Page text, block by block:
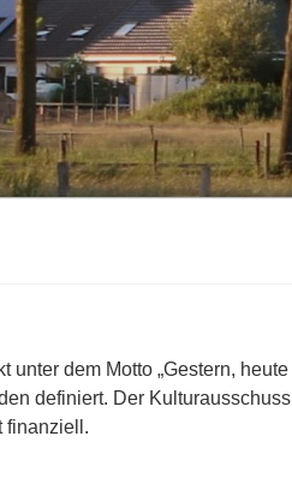
unter dem Motto „Gestern, heute
definiert. Der Kulturausschuss
finanziell.